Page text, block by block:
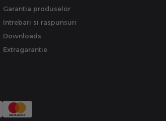
Garantia produselor
Intrebari si raspunsuri
Downloads
Extragarantie